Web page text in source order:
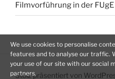
Filmvorführung in der FUgE
Stolz präsentiert von
We use cookies to personalise
features and to analyse our traffic.
your use of our site with our social
partners.